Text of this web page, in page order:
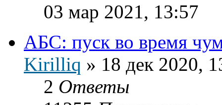
03 мар 2021, 13:57
АБС: пуск во время
Kirilliq » 18 дек 2020,
2 Ответы